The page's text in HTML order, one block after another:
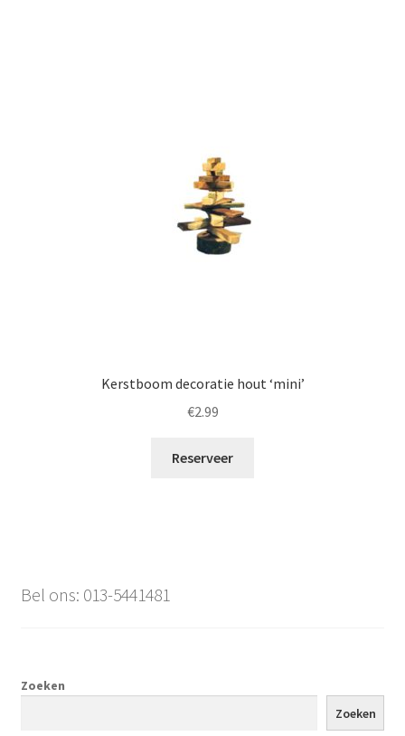
Kerstboom decoratie hout ‘mini’
€2.99
Reserveer
Bel ons: 013-5441481
Zoeken
Zoeken